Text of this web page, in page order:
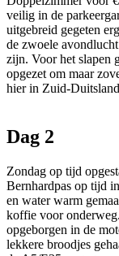
veilig in de
uitgebreid gegeten
de zwoele
zijn. Voor het slapen
opgezet om maar
hier in Zuid-
Dag 2
Zondag op tijd
Bernhardpas op tijd
en water warm
koffie voor
opgeborgen in de
lekkere broodjes